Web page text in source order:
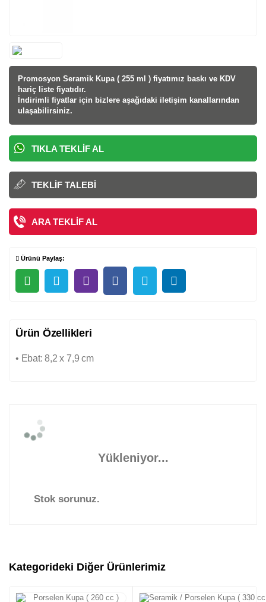
Promosyon Seramik Kupa ( 255 ml ) fiyatımız baskı ve KDV
hariç liste fiyatıdır.
İndirimli fiyatlar için bizlere aşağıdaki iletişim kanallarından
ulaşabilirsiniz.
TIKLA TEKLIF AL
TEKLIF TALEBI
ARA TEKLIF AL
Ürünü Paylaş:
Ürün Özellikleri
• Ebat: 8,2 x 7,9 cm
Yükleniyor...
Stok sorunuz.
Kategorideki Diğer Ürünlerimiz